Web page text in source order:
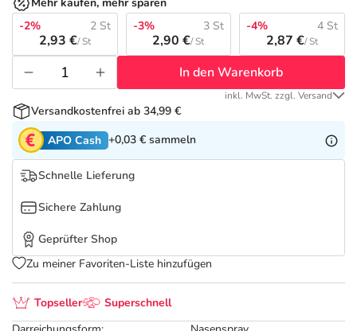
Tierapotheke
Vitamine & Mineralstoffe
Marken
Salus Deals
Topseller
Superschnell
-2%
2 St
2,93 €/ St
-3% 3 St
2,90 €/ St
-4% 4 St
2,87 €/ St
In den Warenkorb
inkl. MwSt. zzgl. Versand
Versandkostenfrei ab 34,99 €
APO Cash +0,03 € sammeln
Schnelle Lieferung
Sichere Zahlung
Geprüfter Shop
Zu meiner Favoriten-Liste hinzufügen